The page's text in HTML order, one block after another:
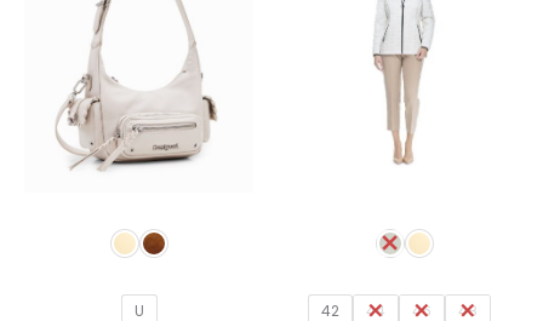
18,99€. 11,39€.
U 42 44 46
48